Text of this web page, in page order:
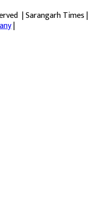
| Sarangarh Times |
|